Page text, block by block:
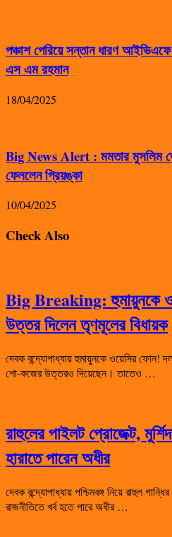
পঞ্চাশ পেরিয়ে সন্তান ধারণ
এস এম রহমান
18/04/2025
Big News Alert : মমতার মুসলিম
ফেললেন প্রিয়ঙ্কা
10/04/2025
Check Also
Big Breaking: হুমায়ুনকে
উত্তর দিলেন তৃণমূলের বিধায়ক
দেবক বন্দ্যোপাধ্যায় হুমায়ুনকে ওয়েসির
শো-কজের উত্তরও দিয়েছেন। তাতেও …
রাহুলের পাইলট প্রোজেক্ট,
হারাতে পারেন অধীর
দেবক বন্দ্যোপাধ্যায় পশ্চিমবঙ্গ নিয়ে রাহুল
রাজনীতিতে খর্ব হতে পারে অধীর …